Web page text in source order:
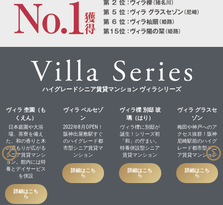
ハイグレードシニア賃貸マンション ヴィラシリーズ
ヴィラ 杢園（も
くえん）
日本庭園や大浴
場、茶寮を備え
た、和の香りと木
の温もりが広がる
シニア賃貸マンシ
ョン。館内には特
養とデイサービス
を併設
詳細はこち
ら
ヴィラ ベルセゾ
ン
2022年8月OPEN！
阪神出屋敷駅すぐ
のハイグレード都
市型シニア賃貸マ
ンション
詳細はこち
ら
ヴィラ櫟 別邸 玻
璃（はり）
ヴィラ櫟に別邸が
誕生！シリーズ初
「和」の佇まい。
特養併設型シニア
賃貸マンション
詳細はこち
ら
ヴィラ グラスセ
ゾン
梅田や神戸へのア
クセス抜群！阪神
尼崎駅前のハイグ
レード都市型シニ
ア賃貸マンション
詳細はこち
ら